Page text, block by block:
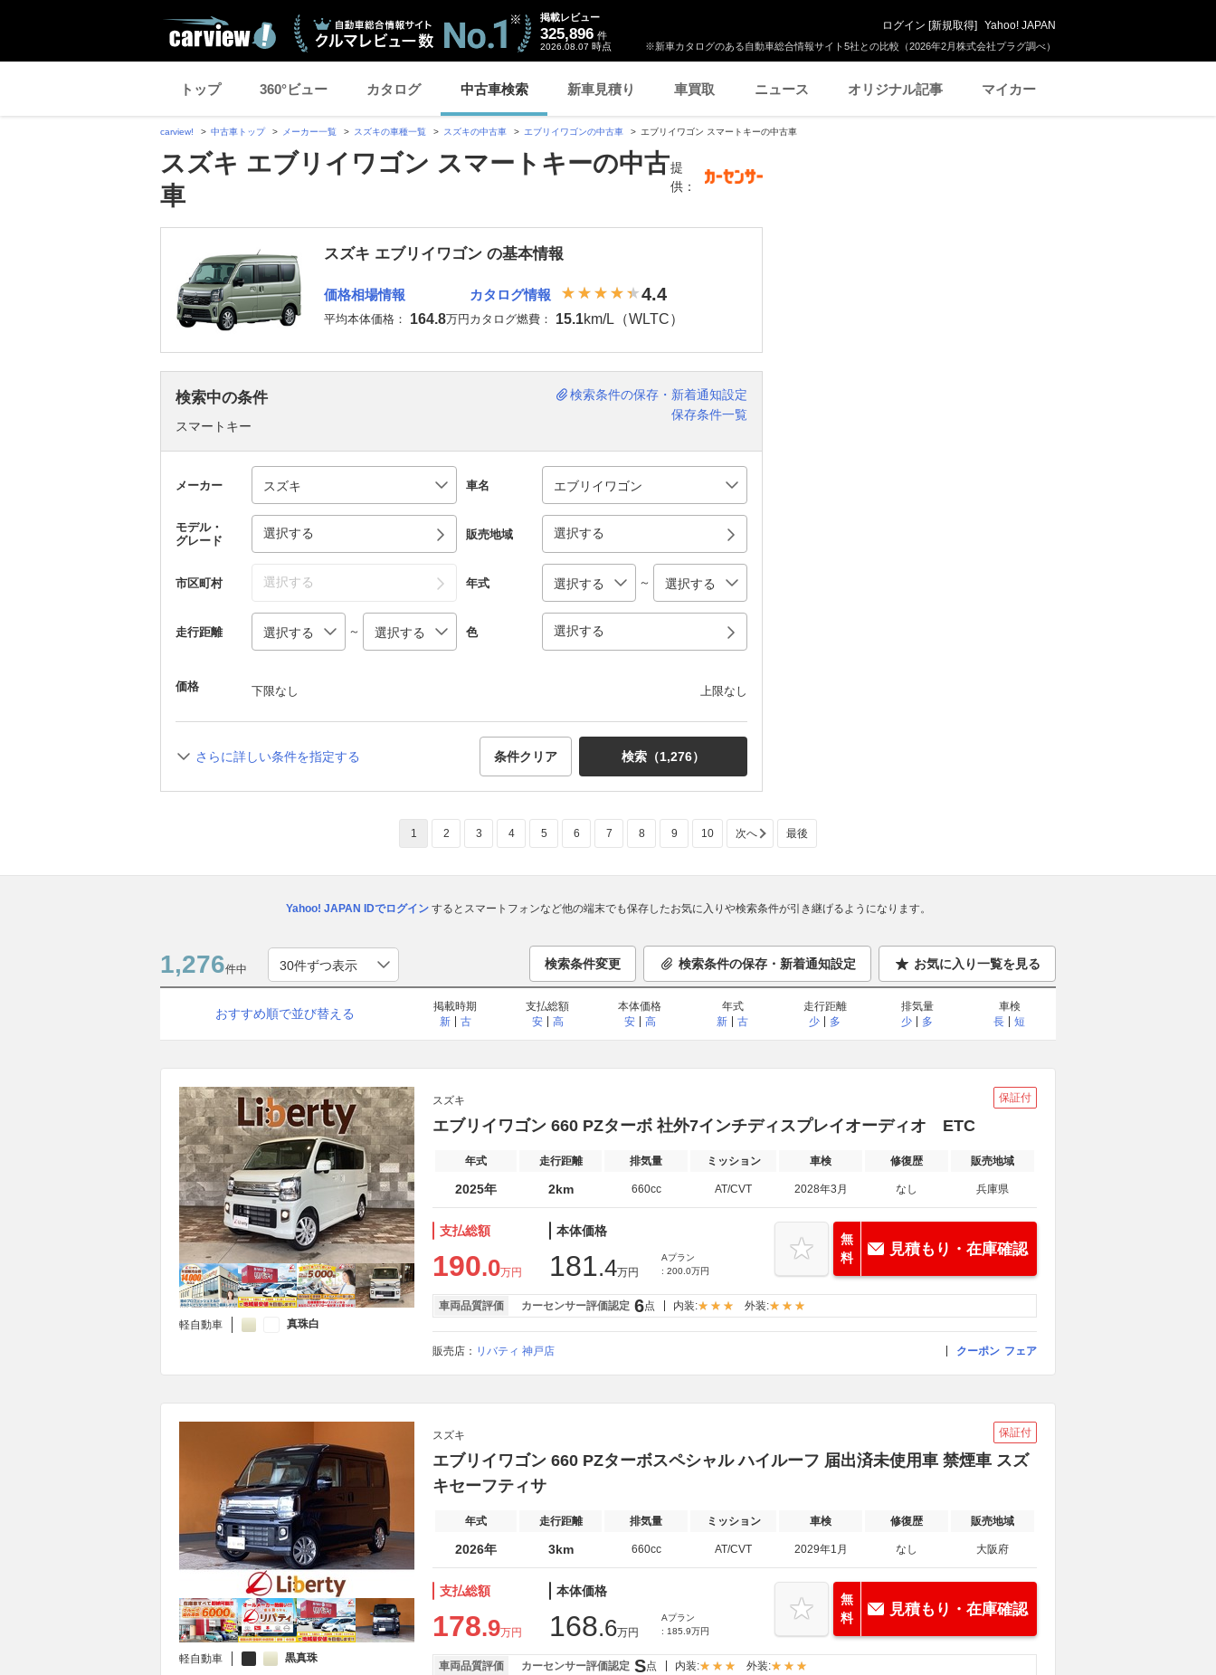
※新車カタログのある自動車総合情報サイト5社との比較（2026年2月株式会社プラグ調べ）
掲載レビュー
325,896 件
2026.08.07 時点
ログイン [新規取得] Yahoo! JAPAN
トップ 360°ビュー カタログ 中古車検索 新車見積り 車買取 ニュース オリジナル記事 マイカー
carview! 中古車トップ メーカー一覧 スズキの車種一覧 スズキの中古車 エブリイワゴンの中古車 エブリイワゴン スマートキーの中古車
スズキ エブリイワゴン スマートキーの中古
車
提
供：
スズキ エブリイワゴン の基本情報
価格相場情報
平均本体価格： 164.8万円
カタログ情報 4.4
カタログ燃費： 15.1km/L（WLTC）
検索中の条件
スマートキー
検索条件の保存・新着通知設定
保存条件一覧
メーカー 車名
モデル・
グレード
選択する 販売地域 選択する
市区町村 選択する 年式 ～
走行距離 ～ 色 選択する
価格 下限なし 上限なし
さらに詳しい条件を指定する 条件クリア 検索（1,276）
1 2 3 4 5 6 7 8 9 10 次へ 最後
Yahoo! JAPAN IDでログインするとスマートフォンなど他の端末でも保存したお気に入りや検索条件が引き継げるようになります。
1,276件中 検索条件変更 検索条件の保存・新着通知設定 お気に入り一覧を見る
おすすめ順で並び替える
掲載時期
新
古
支払総額
安
高
本体価格
安
高
年式
新
古
走行距離
少
多
排気量
少
多
車検
長
短
軽自動車 真珠白
スズキ 保証付
エブリイワゴン 660 PZターボ 社外7インチディスプレイオーディオ ETC
年式 走行距離 排気量 ミッション 車検 修復歴 販売地域
2025年 2km 660cc AT/CVT 2028年3月 なし 兵庫県
支払総額
190.0万円
本体価格
181.4万円
Aプラン
: 200.0万円
無
料
見積もり・在庫確認
車両品質評価 カーセンサー評価認定 6点 内装: 外装:
販売店： リバティ 神戸店 クーポン フェア
軽自動車 黒真珠
スズキ 保証付
エブリイワゴン 660 PZターボスペシャル ハイルーフ 届出済未使用車 禁煙車 スズ
キセーフティサ
年式 走行距離 排気量 ミッション 車検 修復歴 販売地域
2026年 3km 660cc AT/CVT 2029年1月 なし 大阪府
支払総額
178.9万円
本体価格
168.6万円
Aプラン
: 185.9万円
無
料
見積もり・在庫確認
車両品質評価 カーセンサー評価認定 S点 内装: 外装: